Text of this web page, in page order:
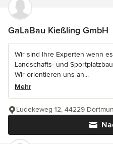
GaLaBau Kießling GmbH
Wir sind Ihre Experten wenn
Landschafts- und
Wir orientieren uns an...
Mehr
Ludekeweg 12, 44229